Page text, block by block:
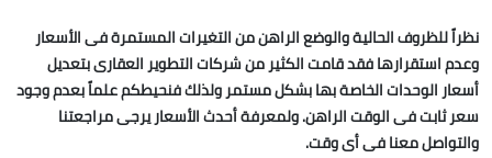
نظراً للظروف الحالية والوضع الراهن من التغيرات المستمرة فى الأسعار
وعدم استقرارها فقد قامت الكثير من شركات التطوير العقارى بتعديل
أسعار الوحدات الخاصة بها بشكل مستمر ولذلك فنحيطكم علماً بعدم وجود
سعر ثابت فى الوقت الراهن. ولمعرفة أحدث الأسعار يرجى مراجعتنا
والتواصل معنا فى أى وقت.